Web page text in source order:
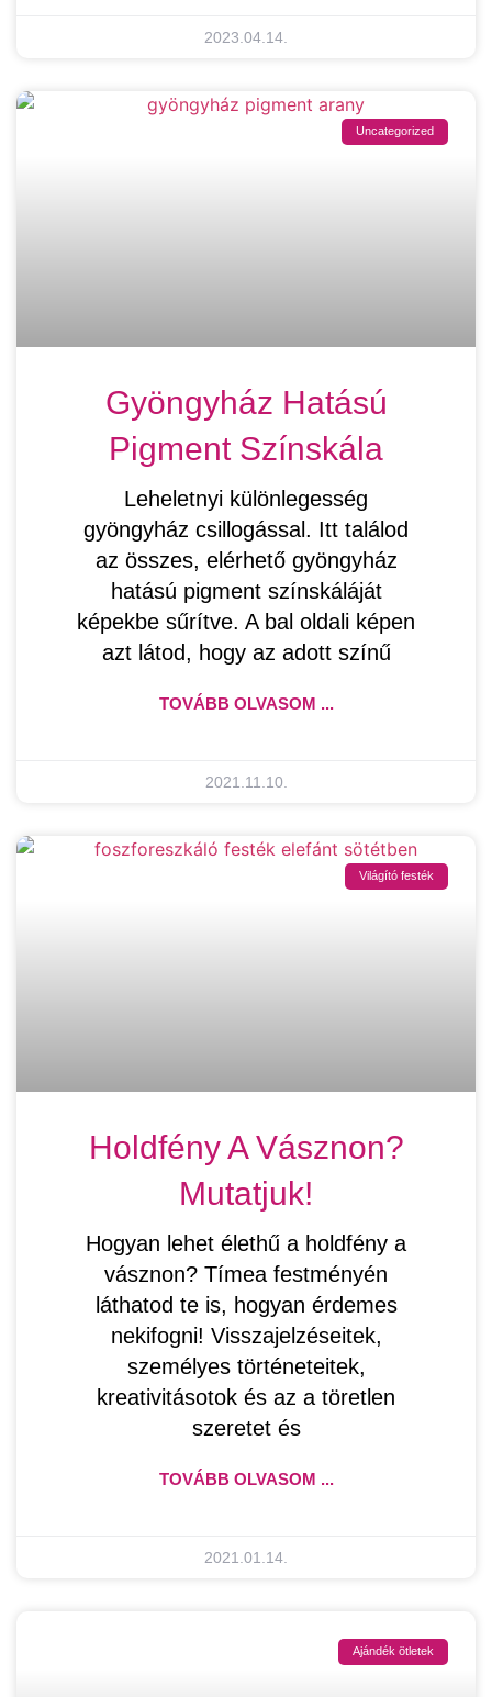
2023.04.14.
Uncategorized
Gyöngyház Hatású
Pigment Színskála
Leheletnyi különlegesség
gyöngyház csillogással. Itt találod
az összes, elérhető gyöngyház
hatású pigment színskáláját
képekbe sűrítve. A bal oldali képen
azt látod, hogy az adott színű
TOVÁBB OLVASOM ...
2021.11.10.
Világító festék
Holdfény A Vásznon?
Mutatjuk!
Hogyan lehet élethű a holdfény a
vásznon? Tímea festményén
láthatod te is, hogyan érdemes
nekifogni! Visszajelzéseitek,
személyes történeteitek,
kreativitásotok és az a töretlen
szeretet és
TOVÁBB OLVASOM ...
2021.01.14.
Ajándék ötletek